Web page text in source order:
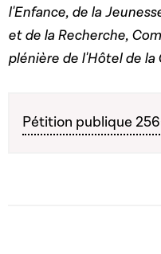
l'Enfance, de la
et de la Recherche,
plénière de l'Hôtel de la
Pétition publique